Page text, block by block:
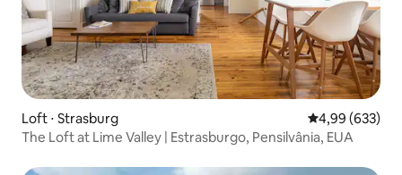
Loft ⋅ Strasburg 4,99 de uma
4,99 (633)
The Loft at Lime Valley | Estrasburgo, Pensilvânia, EUA